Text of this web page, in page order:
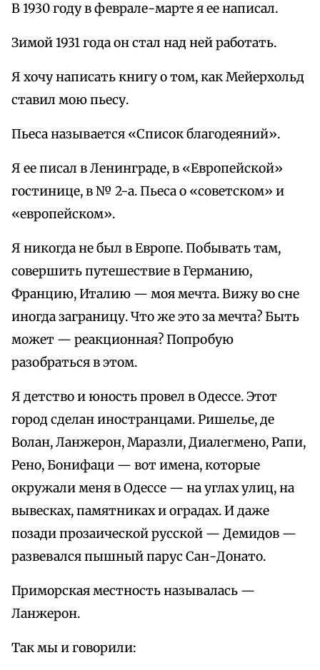
В 1930 году в феврале-марте я ее написал.
Зимой 1931 года он стал над ней работать.
Я хочу написать книгу о том, как Мейерхольд
ставил мою пьесу.
Пьеса называется «Список благодеяний».
Я ее писал в Ленинграде, в «Европейской»
гостинице, в № 2-а. Пьеса о «советском» и
«европейском».
Я никогда не был в Европе. Побывать там,
совершить путешествие в Германию,
Францию, Италию — моя мечта. Вижу во сне
иногда заграницу. Что же это за мечта? Быть
может — реакционная? Попробую
разобраться в этом.
Я детство и юность провел в Одессе. Этот
город сделан иностранцами. Ришелье, де
Волан, Ланжерон, Маразли, Диалегмено, Рапи,
Рено, Бонифаци — вот имена, которые
окружали меня в Одессе — на углах улиц, на
вывесках, памятниках и оградах. И даже
позади прозаической русской — Демидов —
развевался пышный парус Сан-Донато.
Приморская местность называлась —
Ланжерон.
Так мы и говорили: